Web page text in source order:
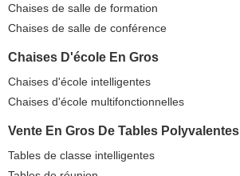
Chaises de salle de formation
Chaises de salle de conférence
Chaises D'école En Gros
Chaises d'école intelligentes
Chaises d'école multifonctionnelles
Vente En Gros De Tables Polyvalentes
Tables de classe intelligentes